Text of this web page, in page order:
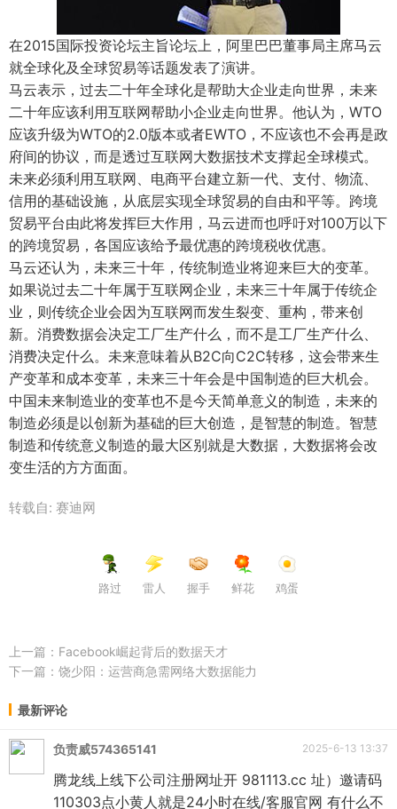
在2015国际投资论坛主旨论坛上，阿里巴巴董事局主席马云
就全球化及全球贸易等话题发表了演讲。
马云表示，过去二十年全球化是帮助大企业走向世界，未来
二十年应该利用互联网帮助小企业走向世界。他认为，WTO
应该升级为WTO的2.0版本或者EWTO，不应该也不会再是政
府间的协议，而是透过互联网大数据技术支撑起全球模式。
未来必须利用互联网、电商平台建立新一代、支付、物流、
信用的基础设施，从底层实现全球贸易的自由和平等。跨境
贸易平台由此将发挥巨大作用，马云进而也呼吁对100万以下
的跨境贸易，各国应该给予最优惠的跨境税收优惠。
马云还认为，未来三十年，传统制造业将迎来巨大的变革。
如果说过去二十年属于互联网企业，未来三十年属于传统企
业，则传统企业会因为互联网而发生裂变、重构，带来创
新。消费数据会决定工厂生产什么，而不是工厂生产什么、
消费决定什么。未来意味着从B2C向C2C转移，这会带来生
产变革和成本变革，未来三十年会是中国制造的巨大机会。
中国未来制造业的变革也不是今天简单意义的制造，未来的
制造必须是以创新为基础的巨大创造，是智慧的制造。智慧
制造和传统意义制造的最大区别就是大数据，大数据将会改
变生活的方方面面。
转载自: 赛迪网
路过 雷人 握手 鲜花 鸡蛋
上一篇： Facebook崛起背后的数据天才
下一篇： 饶少阳：运营商急需网络大数据能力
最新评论
负责威574365141 2025-6-13 13:37
腾龙线上线下公司注册网址开 981113.cc 址）邀请码
110303点小黄人就是24小时在线/客服官网 有什么不